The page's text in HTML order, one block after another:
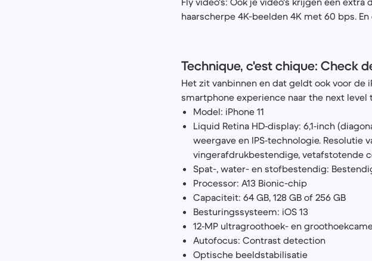
haarscherpe 4K-beelden 4K met 60 bps.
Technique, c'est chique: Check
Het zit vanbinnen en dat geldt ook voor de
smartphone experience naar the next
Model: iPhone 11
Liquid Retina HD‑display: 6,1‑inch
weergave en IPS‑technologie. Resolutie
vingerafdruk­bestendige, vetafstotende
Spat-, water- en stof­bestendig:
Processor: A13 Bionic-chip
Capaciteit: 64 GB, 128 GB of 256 GB
Besturingssysteem: iOS 13
12‑MP ultragroothoek- en
Autofocus: Contrast detection
Optische beeldstabilisatie